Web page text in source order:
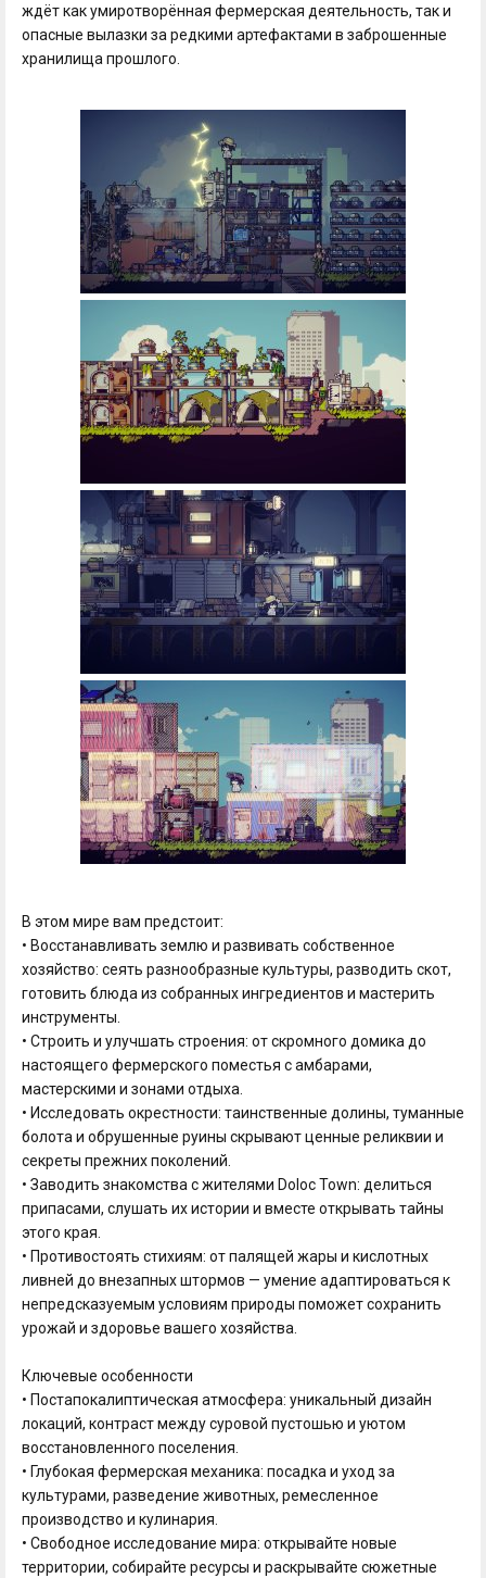
ждёт как умиротворённая фермерская деятельность, так и
опасные вылазки за редкими артефактами в заброшенные
хранилища прошлого.
В этом мире вам предстоит:
• Восстанавливать землю и развивать собственное
хозяйство: сеять разнообразные культуры, разводить скот,
готовить блюда из собранных ингредиентов и мастерить
инструменты.
• Строить и улучшать строения: от скромного домика до
настоящего фермерского поместья с амбарами,
мастерскими и зонами отдыха.
• Исследовать окрестности: таинственные долины, туманные
болота и обрушенные руины скрывают ценные реликвии и
секреты прежних поколений.
• Заводить знакомства с жителями Doloc Town: делиться
припасами, слушать их истории и вместе открывать тайны
этого края.
• Противостоять стихиям: от палящей жары и кислотных
ливней до внезапных штормов — умение адаптироваться к
непредсказуемым условиям природы поможет сохранить
урожай и здоровье вашего хозяйства.
Ключевые особенности
• Постапокалиптическая атмосфера: уникальный дизайн
локаций, контраст между суровой пустошью и уютом
восстановленного поселения.
• Глубокая фермерская механика: посадка и уход за
культурами, разведение животных, ремесленное
производство и кулинария.
• Свободное исследование мира: открывайте новые
территории, собирайте ресурсы и раскрывайте сюжетные